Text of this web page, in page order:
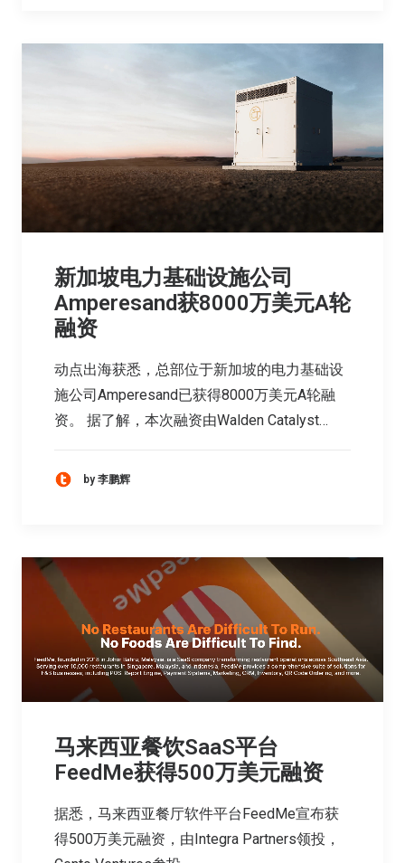
新加坡电力基础设施公司
Amperesand获8000万美元A轮
融资
动点出海获悉，总部位于新加坡的电力基础设
施公司Amperesand已获得8000万美元A轮融
资。 据了解，本次融资由Walden Catalyst…
by 李鹏辉
马来西亚餐饮SaaS平台
FeedMe获得500万美元融资
据悉，马来西亚餐厅软件平台FeedMe宣布获
得500万美元融资，由Integra Partners领投，